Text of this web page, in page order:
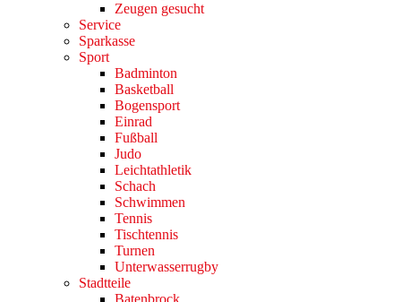
Zeugen gesucht
Service
Sparkasse
Sport
Badminton
Basketball
Bogensport
Einrad
Fußball
Judo
Leichtathletik
Schach
Schwimmen
Tennis
Tischtennis
Turnen
Unterwasserrugby
Stadtteile
Batenbrock